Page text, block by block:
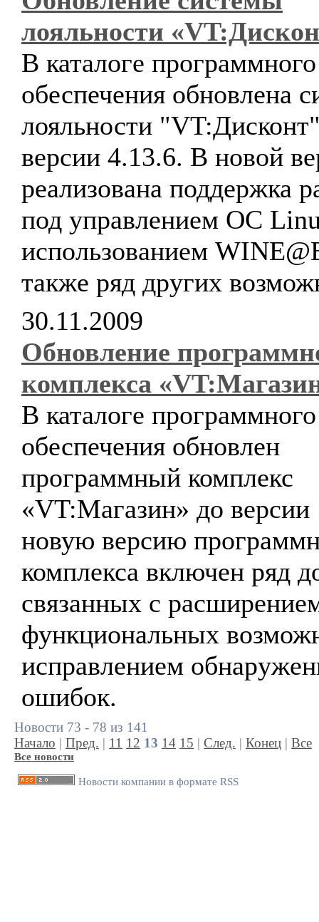
лояльности
В каталоге программного
обеспечения обновлена
лояльности
версии 4.13.6. В новой
реализована поддержка
под управлением ОС
использованием
также ряд других
30.11.2009
Обновление
комплекса
В каталоге программного
обеспечения обновлен
программный комплекс
«VT:Магазин» до
новую версию
комплекса включен ряд
связанных с
функциональных
исправлением
ошибок.
Новости 73 - 78 из 141
Начало | Пред. | 11 12 13 14 15 | След. | Конец | Все
Все новости
Новости компании в формате RSS